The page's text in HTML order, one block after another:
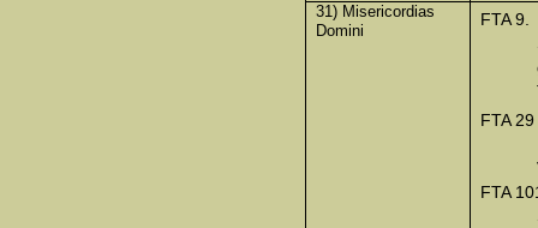
31) Misericordias
Domini
FTA 9.
FTA 29
FTA